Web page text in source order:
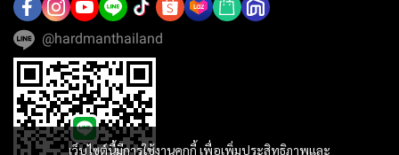
เว็บไซต์นี้มีการใช้งานคุกกี้ เพื่อเพิ่มประสิทธิภาพและ
@hardmanthailand